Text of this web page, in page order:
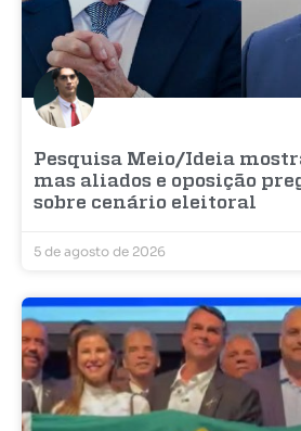
Pesquisa Meio/Ideia
mas aliados e oposição
sobre cenário eleitoral
5 de agosto de 2026